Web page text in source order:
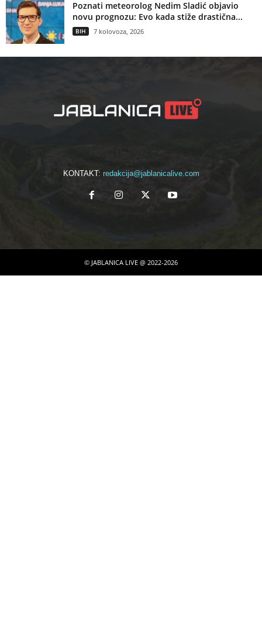
Poznati meteorolog Nedim Sladić objavio
novu prognozu: Evo kada stiže drastična...
BIH 7 kolovoza, 2026
KONTAKT: redakcija@jablanicalive.com
© JABLANICA LIVE @ 2022-2026